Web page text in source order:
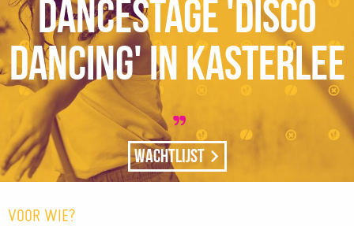
Dancestage 'Disco
Dancing' in Kasterlee
Wachtlijst
VOOR WIE?